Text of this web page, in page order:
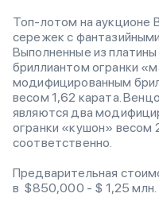
Топ-лотом на аукционе
сережек с
Выполненные из
бриллиантом огранки
модифицированным
весом 1,62 карата.
являются два
огранки «кушон» весом
соответственно.
Предварительная
в $850,000 - $ 1,25 млн.